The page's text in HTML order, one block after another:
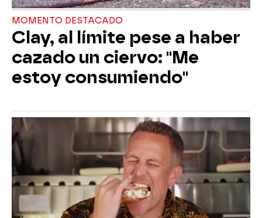
MOMENTO DESTACADO
Clay, al límite pese a haber
cazado un ciervo: "Me
estoy consumiendo"